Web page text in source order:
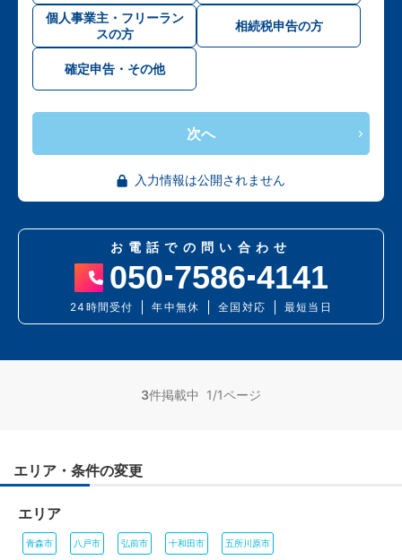
個人事業主・フリーラン
スの方
相続税申告の方
確定申告・その他
次へ
入力情報は公開されません
お電話での問い合わせ
050 7586 4141
24時間受付 年中無休 全国対応 最短当日
3件掲載中 1/1ページ
エリア・条件の変更
エリア
青森市 八戸市 弘前市 十和田市 五所川原市